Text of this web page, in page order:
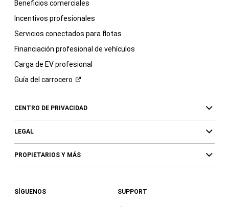
Beneficios comerciales
Incentivos profesionales
Servicios conectados para flotas
Financiación profesional de vehículos
Carga de EV profesional
Guía del carrocero
CENTRO DE PRIVACIDAD
LEGAL
PROPIETARIOS Y MÁS
SÍGUENOS SUPPORT